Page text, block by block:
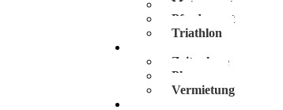
Motorsport
Pferdesport
Triathlon
Zeitnahme
Planung
Vermietung